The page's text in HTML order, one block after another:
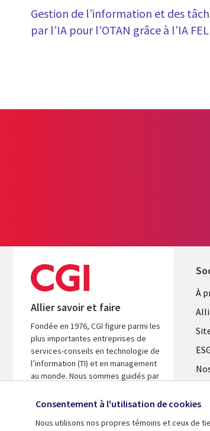
Gestion de l’information et des
par l’IA pour l’OTAN grâce à l’IA
Allier savoir et faire
Fondée en 1976, CGI figure parmi les
plus importantes entreprises de
services-conseils en technologie de
l’information (TI) et en management
au monde. Nous sommes guidés par
d’accélérer le rendement de vos
À
Consentement à l'utilisation de cookies
Nous utilisons nos propres témoins et ceux de